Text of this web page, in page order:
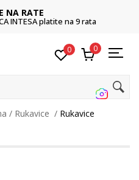
NA RATE
INTESA platite na 9 rata
0 0
Rukavice Rukavice